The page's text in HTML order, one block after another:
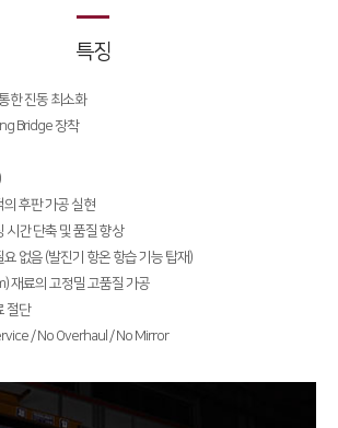
특징
한 진동 최소화
Bridge 장착
후판 가공 실현
시간 단축 및 품질 향상
요 없음 (발진기 항온 항습 기능 탑재)
재료의 고정밀 고품질 가공
절단
/ No Overhaul / No Mirror